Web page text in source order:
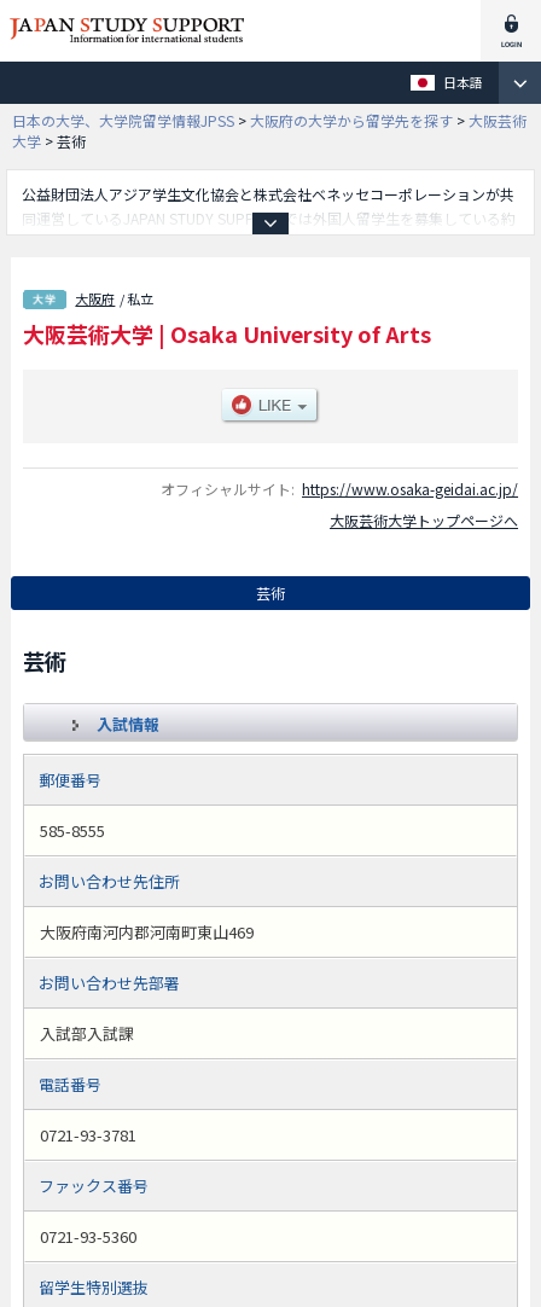
日本語
日本の大学、大学院留学情報JPSS >大阪府の大学から留学先を探す >大阪芸術
大学 >芸術
公益財団法人アジア学生文化協会と株式会社ベネッセコーポレーションが共
同運営しているJAPAN STUDY SUPPORTでは外国人留学生を募集している約
部別情報や、募集定員や合格者数など入試情報、施設案内、アクセスなど外
国人留学生に必要な情報を掲載しているので是非ご利用ください。
大阪府 / 私立
大阪芸術大学 | Osaka University of Arts
オフィシャルサイト: https://www.osaka-geidai.ac.jp/
大阪芸術大学トップページへ
芸術
芸術
入試情報
郵便番号
585-8555
お問い合わせ先住所
大阪府南河内郡河南町東山469
お問い合わせ先部署
入試部入試課
電話番号
0721-93-3781
ファックス番号
0721-93-5360
留学生特別選抜